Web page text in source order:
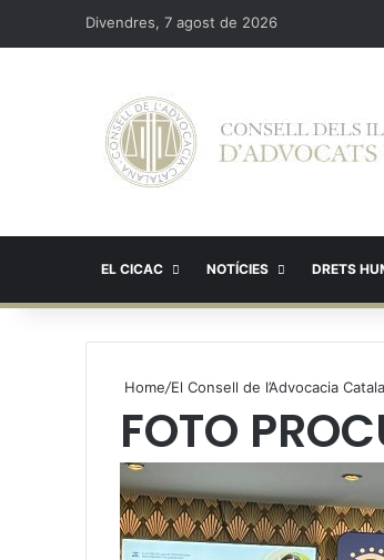
Divendres, 7 agost de 2026
EL CICAC NOTÍCIES DRETS
Home/El Consell de l’Advocacia
FOTO